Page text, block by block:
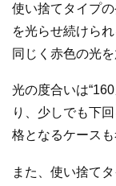
使い捨てタイプ
を光らせ続けら
同じく赤色の光
光の度合いは
り、少しでも下
格となるケースも
また、使い捨て